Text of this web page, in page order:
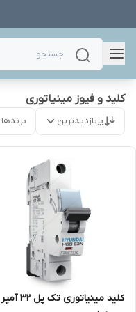
کلید و فیوز مینیاتوری
پربازدیدترین برندها
کلید مینیاتوری تک پل 32 آمپر